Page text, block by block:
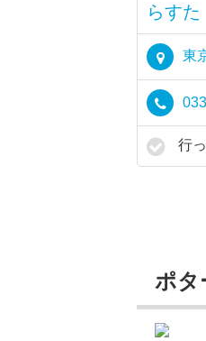
らすた
東
行
ポタ